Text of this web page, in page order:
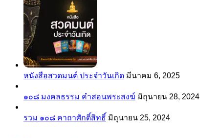
หนังสือสวดมนต์ ประจำวันเกิด มีนาคม 6, 2025
๑๐๘ มงคลธรรม คำสอนพระสงฆ์ มิถุนายน 28, 2024
รวม ๑๐๘ คาถาศักดิ์สิทธิ์ มิถุนายน 25, 2024